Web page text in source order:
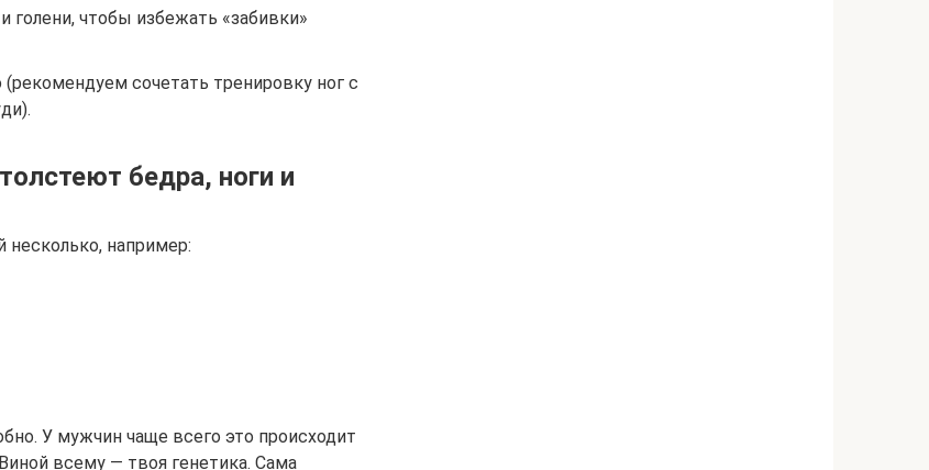
чтобы избежать «забивки»
сочетать тренировку ног с
бедра, ноги и
несколько, например:
У мужчин чаще всего это происходит
всему — твоя генетика. Сама